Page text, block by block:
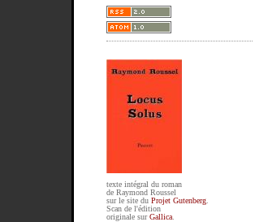
texte intégral du roman
de Raymond Roussel
sur le site du Projet Gutenberg.
Scan de l'édition
originale surGallica.